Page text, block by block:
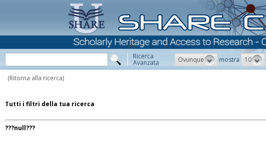
Ricerca
Avanzata Ovunque mostra 10
(Ritorna alla ricerca)
Tutti i filtri della tua ricerca
???null???